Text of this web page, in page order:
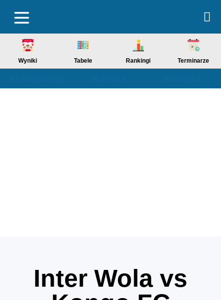
Wyniki Tabele Rankingi Terminarze
Inter Wola vs